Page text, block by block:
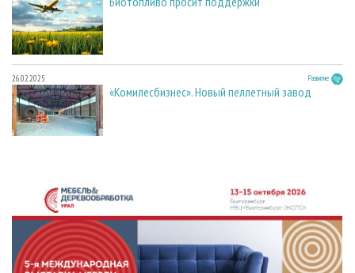
26.02.2025 Развитие
«Комилесбизнес». Новый пеллетный завод